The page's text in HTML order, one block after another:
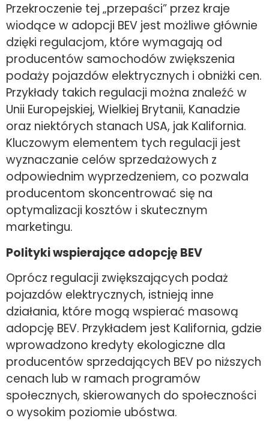
Przekroczenie tej „przepaści” przez kraje
wiodące w adopcji BEV jest możliwe głównie
dzięki regulacjom, które wymagają od
producentów samochodów zwiększenia
podaży pojazdów elektrycznych i obniżki cen.
Przykłady takich regulacji można znaleźć w
Unii Europejskiej, Wielkiej Brytanii, Kanadzie
oraz niektórych stanach USA, jak Kalifornia.
Kluczowym elementem tych regulacji jest
wyznaczanie celów sprzedażowych z
odpowiednim wyprzedzeniem, co pozwala
producentom skoncentrować się na
optymalizacji kosztów i skutecznym
marketingu.
Polityki wspierające adopcję BEV
Oprócz regulacji zwiększających podaż
pojazdów elektrycznych, istnieją inne
działania, które mogą wspierać masową
adopcję BEV. Przykładem jest Kalifornia, gdzie
wprowadzono kredyty ekologiczne dla
producentów sprzedających BEV po niższych
cenach lub w ramach programów
społecznych, skierowanych do społeczności
o wysokim poziomie ubóstwa.